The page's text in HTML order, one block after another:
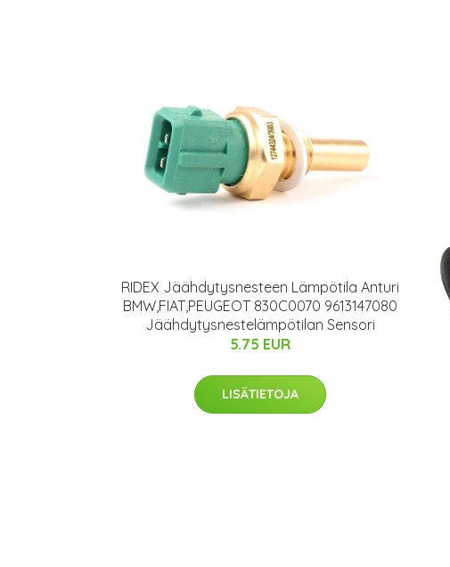
RIDEX Jäähdytysnesteen Lämpötila Anturi
BMW,FIAT,PEUGEOT 830C0070 9613147080
Jäähdytysnestelämpötilan Sensori
5.75 EUR
LISÄTIETOJA